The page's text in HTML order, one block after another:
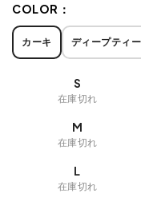
COLOR：
カーキ ディープティ
S
在庫切れ
M
在庫切れ
L
在庫切れ